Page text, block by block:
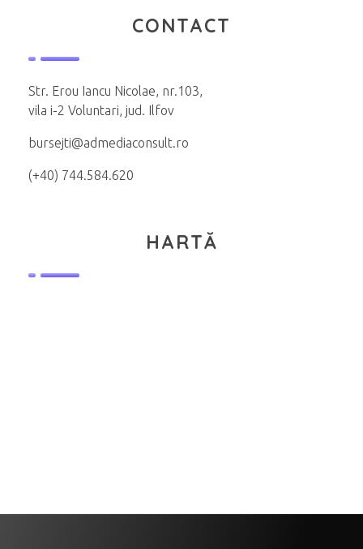
CONTACT
Str. Erou Iancu Nicolae, nr.103,
vila i-2 Voluntari, jud. Ilfov
bursejti@admediaconsult.ro
(+40) 744.584.620
HARTĂ